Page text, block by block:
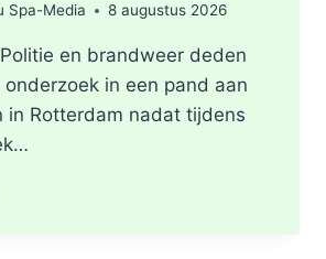
Spa-Media 8 augustus 2026
en brandweer deden
in een pand aan
in Rotterdam nadat tijdens